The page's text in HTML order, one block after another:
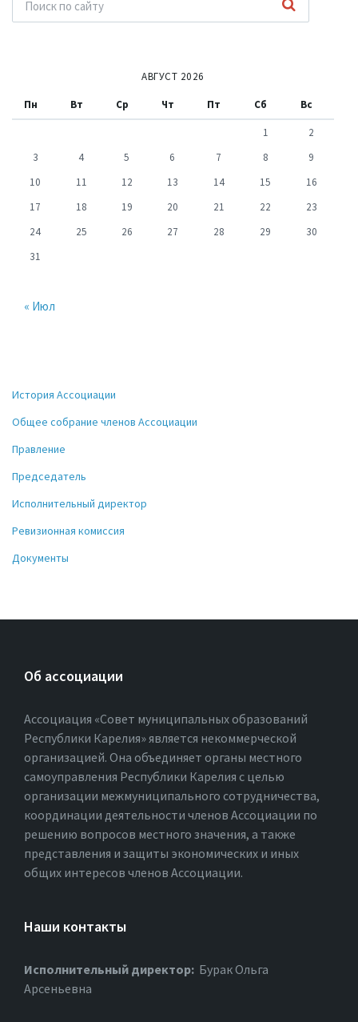
АВГУСТ 2026
Пн Вт Ср Чт Пт Сб Вс
1
2
3
4 5 6 7 8
9
10
11 12 13 14 15
16
17
18 19 20 21 22
23
24
25 26 27 28 29
30
31
« Июл
История Ассоциации
Общее собрание членов Ассоциации
Правление
Председатель
Исполнительный директор
Ревизионная комиссия
Документы
Об ассоциации
Ассоциация «Совет муниципальных образований
Республики Карелия» является некоммерческой
организацией. Она объединяет органы местного
самоуправления Республики Карелия с целью
организации межмуниципального сотрудничества,
координации деятельности членов Ассоциации по
решению вопросов местного значения, а также
представления и защиты экономических и иных
общих интересов членов Ассоциации.
Наши контакты
Исполнительный директор: Бурак Ольга
Арсеньевна